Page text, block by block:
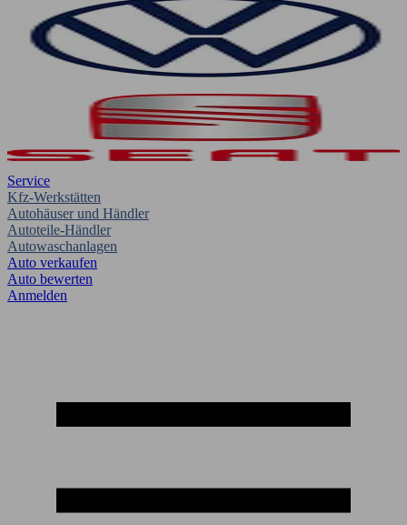
Service
Kfz-Werkstätten
Autohäuser und Händler
Autoteile-Händler
Autowaschanlagen
Auto verkaufen
Auto bewerten
Anmelden